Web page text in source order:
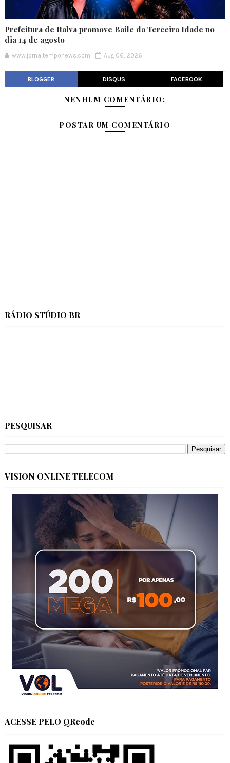
Prefeitura de Italva promove Baile da Terceira Idade no
dia 14 de agosto
www.jornaltemponews.com Aug 06, 2026
BLOGGER DISQUS FACEBOOK
NENHUM COMENTÁRIO:
POSTAR UM COMENTÁRIO
RÁDIO STÚDIO BR
PESQUISAR
VISION ONLINE TELECOM
ACESSE PELO QRcode